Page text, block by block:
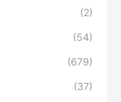
(2)
(54)
(679)
(37)